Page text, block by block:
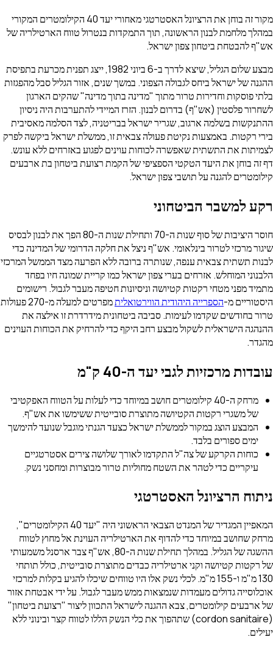
מקור זה בוחן את הרציונל האסטרטגי מאחורי יעד 40 הקילומטרים המקורי
מלחמת לבנון הראשונה, תוך התמקדות בנטרול טווח הארטילריה של
להבטחת ביטחון צפון ישראל.
מבצע שלום הגליל, שיצא לדרך ב-6 ביוני 1982, ייצג תפנית מכרעת בתפיסת
של ישראל ביחס לגבולה הצפוני. במשך שנים, אזור הגליל סבל מהפגזות
פוסקות וחדירות טרור מתוך "מדינה בתוך מדינה" שהקים הארגון
פלסטין (אש"ף) בדרום לבנון. הזרז המיידי להתערבות היה ניסיון
בשלמה ארגוב, שגריר ישראל בבריטניה, לצד הסלמה מאסיבית
רקטות. באמצעות נקיטת פעולה צבאית זו, ממשלת ישראל ביקשה לפרק
את התשתית שאפשרה לכוחות עוינים לפגוע באזרחים ללא עונש.
בוחן את היעד הטקטי הספציפי של הקמת רצועת ביטחון בת ארבעים
להגנה על תושבי צפון ישראל.
למשבר הביטחוני
חוסר היציבות של סוף שנות ה-70 ותחילת שנות ה-80 הפך את לבנון לבסיס
מרכזי לטרור בינלאומי. אש"ף ניצל את חלקה הדרומי של המדינה כדי
תשתית צבאית ענפה, שנותרה ברובה ללא הפרעה מצד הממשל המרכזי
המוחלש. אזרחים בערי צפון ישראל כמו קריית שמונה חיו בפחד
מפני מטחי רקטות קטיושה וניסיונות חטיפה מעבר לגבול. רישומים
מ-הספרייה היהודית הווירטואלית
מפרטים למעלה מ-270 פעולות
בחודשים שקדמו לעימות. סביבה ביטחונית מידרדרת זו אילצה את
הישראלית לשקול מבצע רחב היקף כדי להרחיק את הכוחות העוינים
מרכזיות לגבי יעד ה-40 ק"מ
מרחק ה-40 קילומטרים חושב במיוחד כדי לעלות על הטווח האפקטיבי
של משגרי רקטות הקטיושה מתוצרת סובייטית ששימשו את אש"ף.
המבצע הוצג במקור לממשלת ישראל כצעד הגנתי מוגבל שנועד להימשך
ימים ספורים בלבד.
כוחות הקרקע של צה"ל התקדמו לאורך שלושה צירים אסטרטגיים
עיקריים כדי לטהר את השטח מחוליות טרור מבוצרות ומחסני נשק.
הרציונל האסטרטגי
המאפיין המגדיר של המנדט הצבאי הראשוני היה "יעד 40 הקילומטרים",
שחושב במיוחד כדי להדוף את הארטילריה העוינת אל מחוץ לטווח
ההשגה של הגליל. במהלך תחילת שנות ה-80, אש"ף צבר ארסנל משמעותי
קטיושה וקני ארטילריה כבדים מתוצרת סובייטית, כולל תותחי
130 מ"מ ו-155 מ"מ. לכלי נשק אלו היו טווחים שיכלו להגיע בקלות למרכזי
גדולים מעמדות שנמצאות ממש מעבר לגבול. על ידי אבטחת אזור
קילומטרים, צבא ההגנה לישראל התכוון ליצור "רצועת ביטחון"
(cordon sanitaire) שתהפוך את כלי הנשק הללו לטווח קצר ובינוני ללא